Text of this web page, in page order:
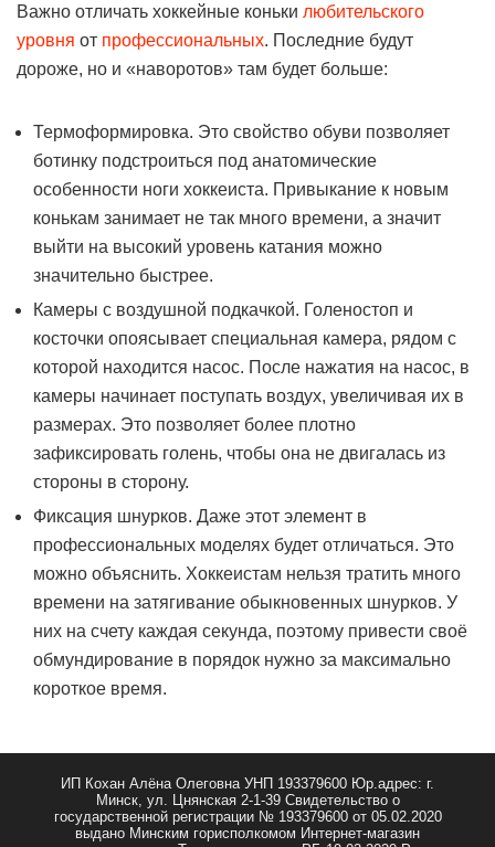
Важно отличать хоккейные коньки любительского
уровня от профессиональных. Последние будут
дороже, но и «наворотов» там будет больше:
Термоформировка. Это свойство обуви позволяет
ботинку подстроиться под анатомические
особенности ноги хоккеиста. Привыкание к новым
конькам занимает не так много времени, а значит
выйти на высокий уровень катания можно
значительно быстрее.
Камеры с воздушной подкачкой. Голеностоп и
косточки опоясывает специальная камера, рядом с
которой находится насос. После нажатия на насос, в
камеры начинает поступать воздух, увеличивая их в
размерах. Это позволяет более плотно
зафиксировать голень, чтобы она не двигалась из
стороны в сторону.
Фиксация шнурков. Даже этот элемент в
профессиональных моделях будет отличаться. Это
можно объяснить. Хоккеистам нельзя тратить много
времени на затягивание обыкновенных шнурков. У
них на счету каждая секунда, поэтому привести своё
обмундирование в порядок нужно за максимально
короткое время.
ИП Кохан Алёна Олеговна УНП 193379600 Юр.адрес: г.
Минск, ул. Цнянская 2-1-39 Свидетельство о
государственной регистрации № 193379600 от 05.02.2020
выдано Минским горисполкомом Интернет-магазин